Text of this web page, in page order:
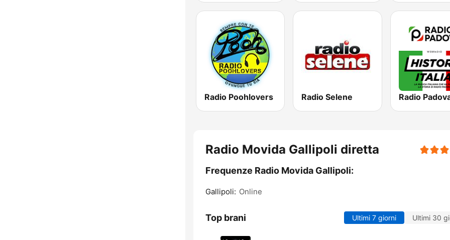
Radio Poohlovers Radio Selene
Radio Movida Gallipoli diretta
Frequenze Radio Movida Gallipoli:
Gallipoli: Online
Top brani Ultimi 7 giorni Ultimi 30